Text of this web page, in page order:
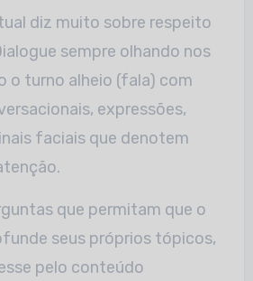
diz muito sobre respeito
sempre olhando nos
o turno alheio (fala) com
expressões,
faciais que denotem
que permitam que o
seus próprios tópicos,
pelo conteúdo